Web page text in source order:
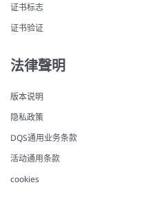
证书标志
证书验证
法律聲明
版本说明
隐私政策
DQS通用业务条款
活动通用条款
cookies